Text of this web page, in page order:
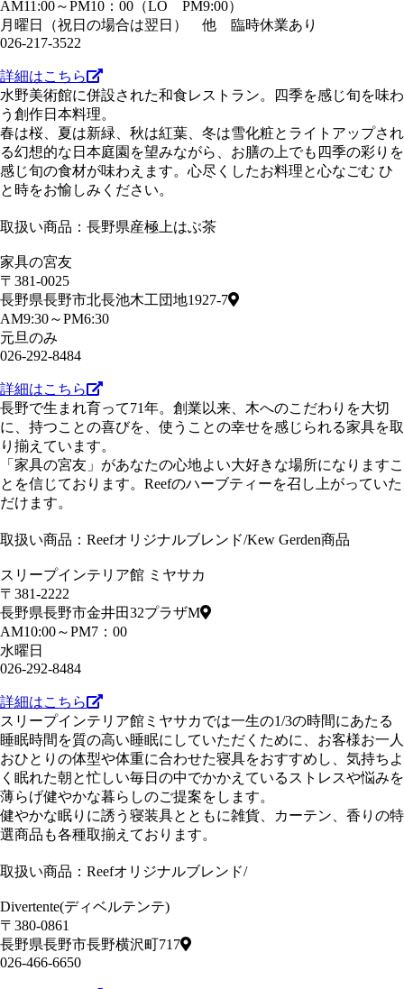
AM11:00～PM10：00（LO PM9:00）
月曜日（祝日の場合は翌日） 他 臨時休業あり
026-217-3522
詳細はこちら
水野美術館に併設された和食レストラン。四季を感じ旬を味わ
う創作日本料理。
春は桜、夏は新緑、秋は紅葉、冬は雪化粧とライトアップされ
る幻想的な日本庭園を望みながら、お膳の上でも四季の彩りを
感じ旬の食材が味わえます。心尽くしたお料理と心なごむ ひ
と時をお愉しみください。
取扱い商品：長野県産極上はぶ茶
家具の宮友
〒381-0025
長野県長野市北長池木工団地1927-7
AM9:30～PM6:30
元旦のみ
026-292-8484
詳細はこちら
長野で生まれ育って71年。創業以来、木へのこだわりを大切
に、持つことの喜びを、使うことの幸せを感じられる家具を取
り揃えています。
「家具の宮友」があなたの心地よい大好きな場所になりますこ
とを信じております。Reefのハーブティーを召し上がっていた
だけます。
取扱い商品：Reefオリジナルブレンド/Kew Gerden商品
スリープインテリア館 ミヤサカ
〒381-2222
長野県長野市金井田32プラザM
AM10:00～PM7：00
水曜日
026-292-8484
詳細はこちら
スリープインテリア館ミヤサカでは一生の1/3の時間にあたる
睡眠時間を質の高い睡眠にしていただくために、お客様お一人
おひとりの体型や体重に合わせた寝具をおすすめし、気持ちよ
く眠れた朝と忙しい毎日の中でかかえているストレスや悩みを
薄らげ健やかな暮らしのご提案をします。
健やかな眠りに誘う寝装具とともに雑貨、カーテン、香りの特
選商品も各種取揃えております。
取扱い商品：Reefオリジナルブレンド/
Divertente(ディベルテンテ)
〒380-0861
長野県長野市長野横沢町717
026-466-6650